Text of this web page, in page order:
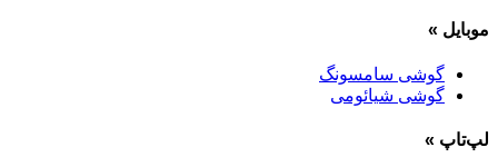
موبایل »
گوشی سامسونگ
گوشی شیائومی
لپ‌تاپ »